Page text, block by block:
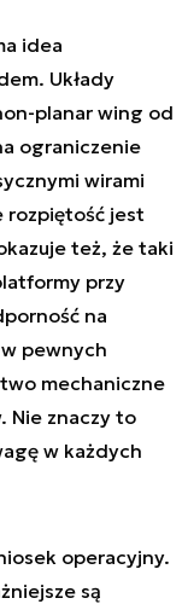
idea
Układy
planar wing od
ograniczenie
wirami
rozpiętość jest
też, że taki
przy
na
pewnych
mechaniczne
Nie znaczy to
w każdych
operacyjny.
są